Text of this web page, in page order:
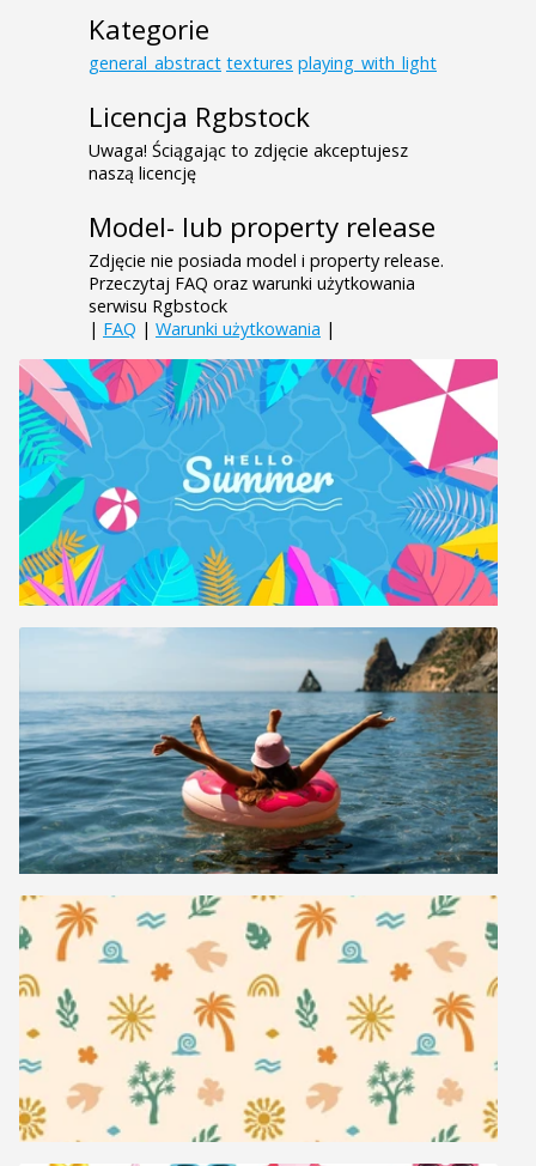
Kategorie
general_abstract textures playing_with_light
Licencja Rgbstock
Uwaga! Ściągając to zdjęcie akceptujesz
naszą licencję
Model- lub property release
Zdjęcie nie posiada model i property release.
Przeczytaj FAQ oraz warunki użytkowania
serwisu Rgbstock
| FAQ | Warunki użytkowania |